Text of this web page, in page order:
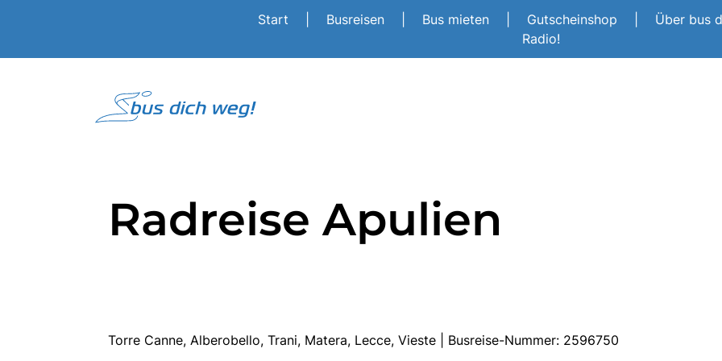
Start Busreisen Bus mieten Gutscheinshop Über bus
Radio!
Radreise Apulien
Torre Canne, Alberobello, Trani, Matera, Lecce, Vieste | Busreise-Nummer: 2596750